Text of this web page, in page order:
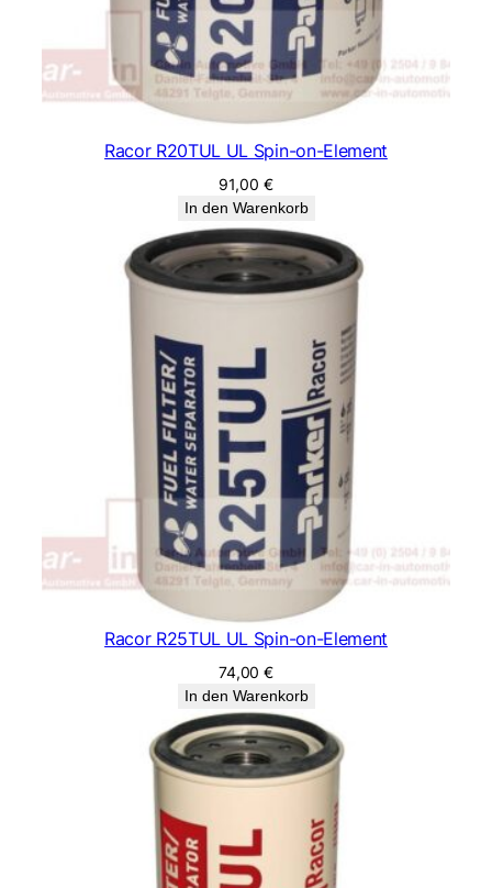
Racor R20TUL UL Spin-on-Element
91,00 €
In den Warenkorb
Racor R25TUL UL Spin-on-Element
74,00€
In den Warenkorb